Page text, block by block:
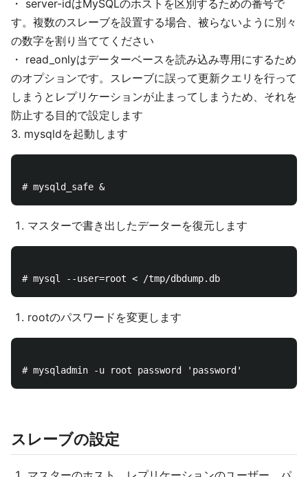
・ server-idはMySQLのホストを区別するための番号で
す。複数のスレーブを設置する場合、被らないように別々
の数字を割り当ててください
・ read_onlyはデーターベースを読み込み専用にするため
のオプションです。スレーブに誤って更新クエリを行って
しまうとレプリケーションが止まってしまうため、それを
防止する目的で設定します
3. mysqldを起動します
マスターで書き出したデーターを復元します
rootのパスワードを変更します
スレーブの設定